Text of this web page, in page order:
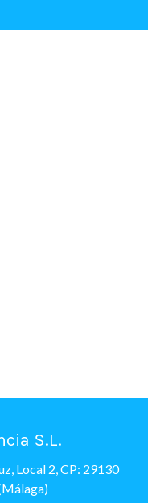
S.L.
Local 2, CP: 29130